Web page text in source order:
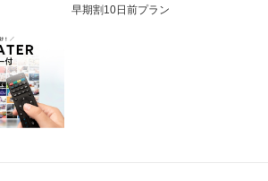
早期割10日前プラン